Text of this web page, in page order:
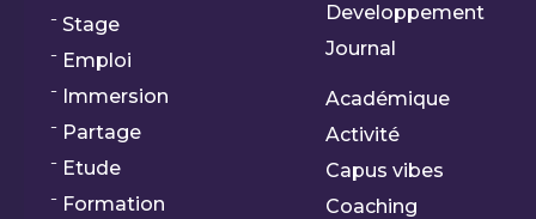
Stage
Emploi
Immersion
Partage
Etude
Formation
Developpement
Journal
Académique
Activité
Capus vibes
Coaching